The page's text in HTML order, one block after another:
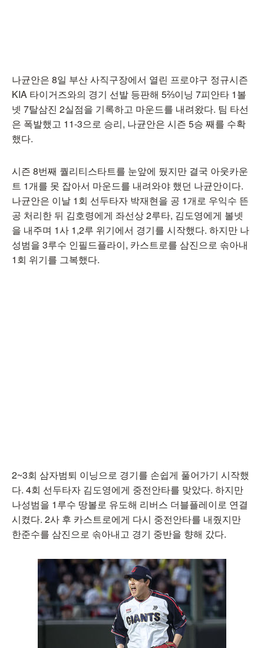
나균안은 8일 부산 사직구장에서 열린 프로야구 정규시즌
KIA 타이거즈와의 경기 선발 등판해 5⅔이닝 7피안타 1볼
넷 7탈삼진 2실점을 기록하고 마운드를 내려왔다. 팀 타선
은 폭발했고 11-3으로 승리, 나균안은 시즌 5승 째를 수확
했다.
시즌 8번째 퀄리티스타트를 눈앞에 뒀지만 결국 아웃카운
트 1개를 못 잡아서 마운드를 내려와야 했던 나균안이다.
나균안은 이날 1회 선두타자 박재현을 공 1개로 우익수 뜬
공 처리한 뒤 김호령에게 좌선상 2루타, 김도영에게 볼넷
을 내주며 1사 1,2루 위기에서 경기를 시작했다. 하지만 나
성범을 3루수 인필드플라이, 카스트로를 삼진으로 솎아내
1회 위기를 그복했다.
2~3회 삼자범퇴 이닝으로 경기를 손쉽게 풀어가기 시작했
다. 4회 선두타자 김도영에게 중전안타를 맞았다. 하지만
나성범을 1루수 땅볼로 유도해 리버스 더블플레이로 연결
시켰다. 2사 후 카스트로에게 다시 중전안타를 내줬지만
한준수를 삼진으로 솎아내고 경기 중반을 향해 갔다.